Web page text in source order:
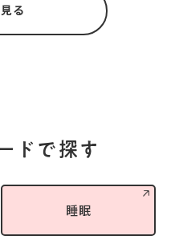
る
ドで探す
睡眠